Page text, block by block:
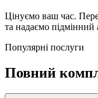
Цінуємо ваш час.
та надаємо підмінний
Популярні послуги
Повний